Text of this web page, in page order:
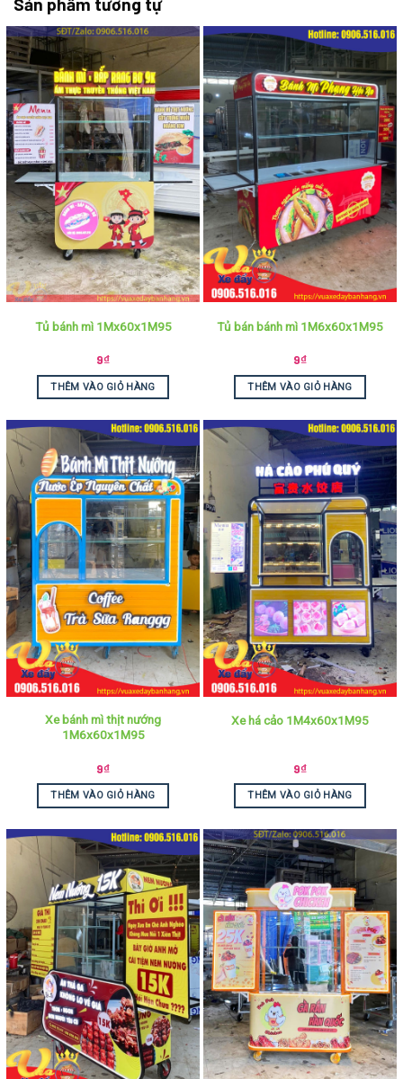
Sản phẩm tương tự
Tủ bánh mì 1Mx60x1M95
9₫
THÊM VÀO GIỎ HÀNG
Tủ bán bánh mì 1M6x60x1M95
9₫
THÊM VÀO GIỎ HÀNG
Xe bánh mì thịt nướng
1M6x60x1M95
9₫
THÊM VÀO GIỎ HÀNG
Xe há cảo 1M4x60x1M95
9₫
THÊM VÀO GIỎ HÀNG